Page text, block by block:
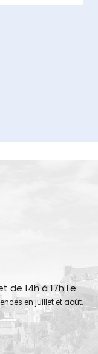
de 14h à 17h Le
en juillet et août,